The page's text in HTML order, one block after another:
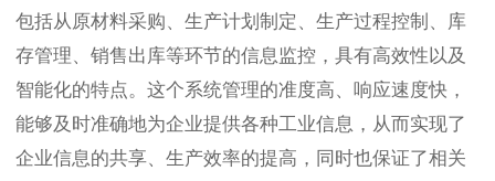
包括从原材料采购、生产计划制定、生产过程控制、库
存管理、销售出库等环节的信息监控，具有高效性以及
智能化的特点。这个系统管理的准度高、响应速度快，
能够及时准确地为企业提供各种工业信息，从而实现了
企业信息的共享、生产效率的提高，同时也保证了相关